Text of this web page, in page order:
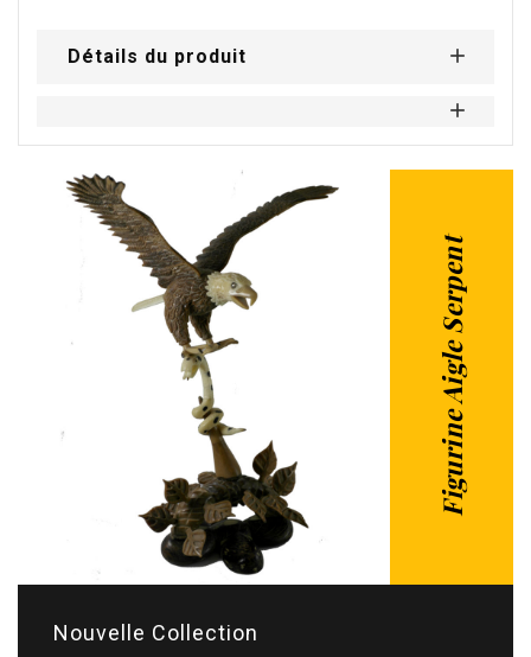
Détails du produit
Figurine Aigle Serpent
Nouvelle Collection